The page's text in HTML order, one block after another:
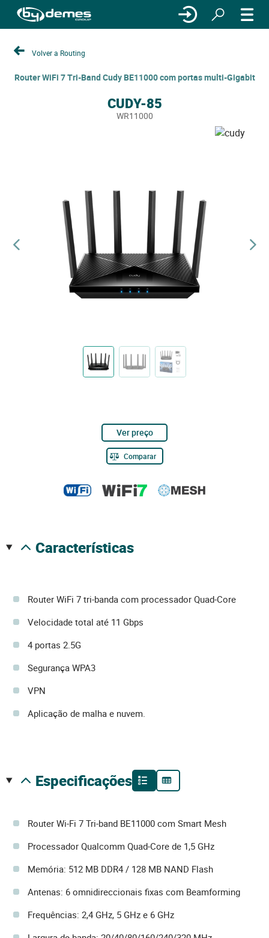
Volver a Routing
Router WiFi 7 Tri-Band Cudy BE11000 com portas multi-Gigabit
CUDY-85
WR11000
Ver preço
Comparar
características
Router WiFi 7 tri-banda com processador Quad-Core
Velocidade total até 11 Gbps
4 portas 2.5G
Segurança WPA3
VPN
Aplicação de malha e nuvem.
especificações
Router Wi-Fi 7 Tri-band BE11000 com Smart Mesh
Processador Qualcomm Quad-Core de 1,5 GHz
Memória: 512 MB DDR4 / 128 MB NAND Flash
Antenas: 6 omnidireccionais fixas com Beamforming
Frequências: 2,4 GHz, 5 GHz e 6 GHz